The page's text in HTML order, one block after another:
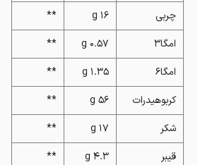
چربی
16 g
**
امگا3
0.57 g
**
امگا6
1.35 g
**
کربوهیدرات
56 g
**
شکر
17 g
**
قیبر
4.3 g
**